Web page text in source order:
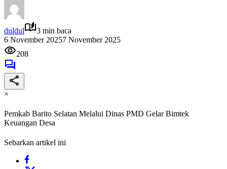
duldul
3 min baca
6 November 20257 November 2025
208
×
Pemkab Barito Selatan Melalui Dinas PMD Gelar Bimtek
Keuangan Desa
Sebarkan artikel ini